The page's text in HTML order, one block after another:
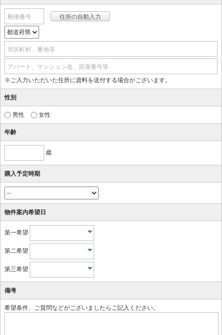
郵便番号
市区町村、番地等
アパート、マンション名、部屋番号等
※ご入力いただいた住所に資料を送付する場合がございます。
性別
男性 女性
年齢
歳
購入予定時期
物件案内希望日
第一希望
第二希望
第三希望
備考
希望条件、ご質問などがございましたらご記入ください。